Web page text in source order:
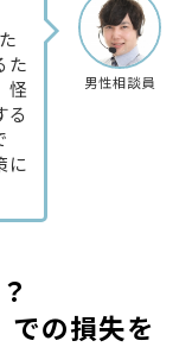
男性相談員
た
怪
る
に
の損失を